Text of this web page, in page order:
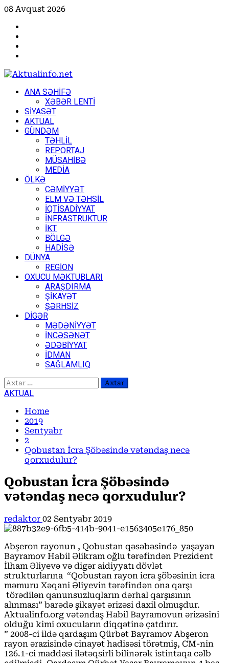
Skip
content
08 Avqust 2026
PrimaryANA SƏHİFƏ
XƏBƏR LENTİ
SİYASƏT
AKTUAL
GÜNDƏM
TƏHLİL
REPORTAJ
MÜSAHİBƏ
MEDİA
ÖLKƏ
CƏMİYYƏT
ELM VƏ TƏHSİL
İQTİSADİYYAT
İNFRASTRUKTUR
İKT
BÖLGƏ
HADİSƏ
DÜNYA
REGİON
OXUCU MƏKTUBLARI
ARAŞDIRMA
ŞİKAYƏT
ŞƏRHSİZ
DİGƏR
MƏDƏNİYYƏT
İNCƏSƏNƏT
ƏDƏBİYYAT
İDMAN
SAĞLAMLIQ
Axtarış:
AKTUAL
Home
2019
Sentyabr
2
Qobustan İcra Şöbəsində vətəndaş necə
qorxudulur?
Qobustan İcra Şöbəsində
vətəndaş necə qorxudulur?
redaktor 02 Sentyabr 2019
Abşeron rayonun , Qobustan qəsəbəsində yaşayan
Bayramov Habil Əlikram oğlu tərəfindən Prezident
İlham Əliyevə və digər aidiyyatı dövlət
strukturlarına “Qobustan rayon icra şöbəsinin icra
məmuru Xəqani Əliyevin tərəfindən ona qarşı
törədilən qanunsuzluqların dərhal qarşısının
alınması” barədə şikayət ərizəsi daxil olmuşdur.
Aktualinfo.org vətəndaş Habil Bayramovun ərizəsini
olduğu kimi oxucuların diqqətinə çatdırır.
” 2008-ci ildə qardaşım Qürbət Bayramov Abşeron
rayon ərazisində cinayət hadisəsi törətmiş, CM-nin
126.1-ci maddəsi ilətəqsirli bilinərək istintaqa cəlb